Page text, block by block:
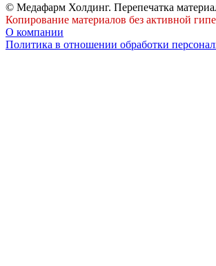
© Медафарм Холдинг. Перепечатка
Копирование материалов без активной
О компании
Политика в отношении обработки